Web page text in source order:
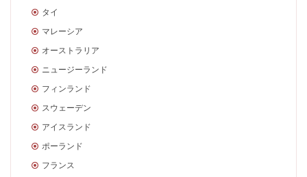
タイ
マレーシア
オーストラリア
ニュージーランド
フィンランド
スウェーデン
アイスランド
ポーランド
フランス